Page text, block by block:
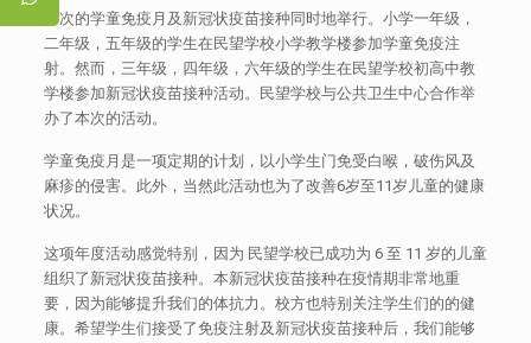
本次的学童免疫月及新冠状疫苗接种同时地举行。小学一年级，
二年级，五年级的学生在民望学校小学教学楼参加学童免疫注
射。然而，三年级，四年级，六年级的学生在民望学校初高中教
学楼参加新冠状疫苗接种活动。民望学校与公共卫生中心合作举
办了本次的活动。
学童免疫月是一项定期的计划，以小学生门免受白喉，破伤风及
麻疹的侵害。此外，当然此活动也为了改善6岁至11岁儿童的健康
状况。
这项年度活动感觉特别，因为 民望学校已成功为 6 至 11 岁的儿童
组织了新冠状疫苗接种。本新冠状疫苗接种在疫情期非常地重
要，因为能够提升我们的体抗力。校方也特别关注学生们的的健
康。希望学生们接受了免疫注射及新冠状疫苗接种后，我们能够